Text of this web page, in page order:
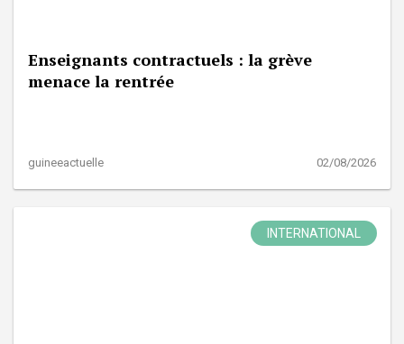
Enseignants contractuels : la grève
menace la rentrée
guineeactuelle 02/08/2026
INTERNATIONAL